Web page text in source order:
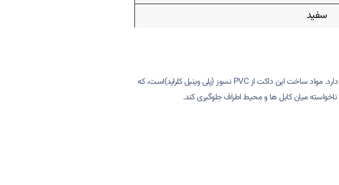
سفید
طراحی ساده و مستطیل شکل این داکت برق با اندازه ی 20*20 و طول شاخه 2 متری است، که قابلیت جای دادن انواع مختلف سیم ها وکابل ها را دارد. مواد ساخت این داکت از PVC نسوز (پلی وینیل کلراید)است، که
ناخواسته میان کابل ها و محیط اطراف جلوگیری کند.